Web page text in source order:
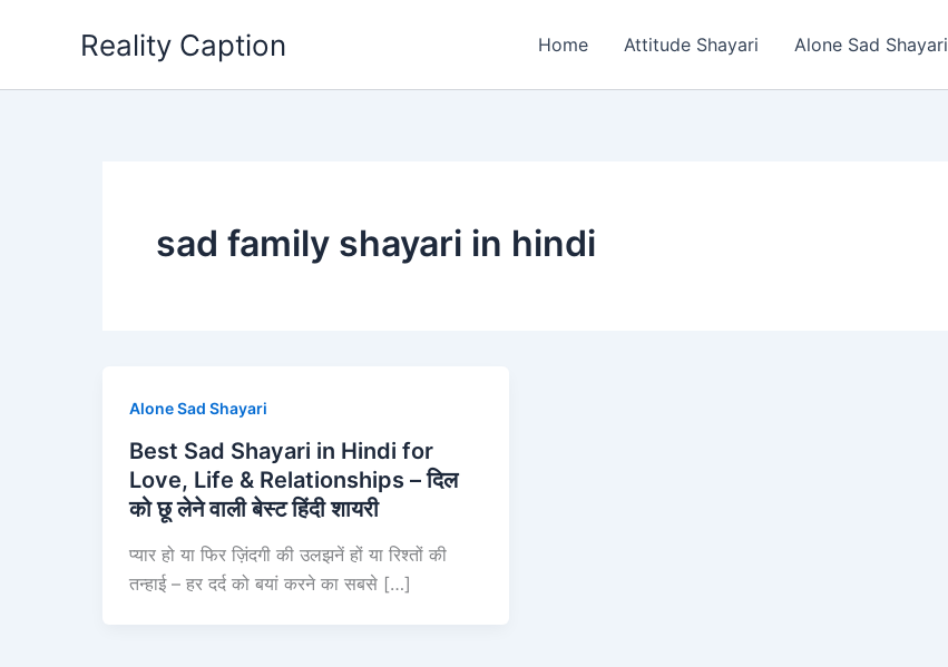
Reality Caption Home Attitude Shayari Alone Sad Shayari
sad family shayari in hindi
Alone Sad Shayari
Best Sad Shayari in Hindi for
Love, Life & Relationships – दिल
को छू लेने वाली बेस्ट हिंदी शायरी
प्यार हो या फिर ज़िंदगी की उलझनें हों या रिश्तों की
तन्हाई – हर दर्द को बयां करने का सबसे […]